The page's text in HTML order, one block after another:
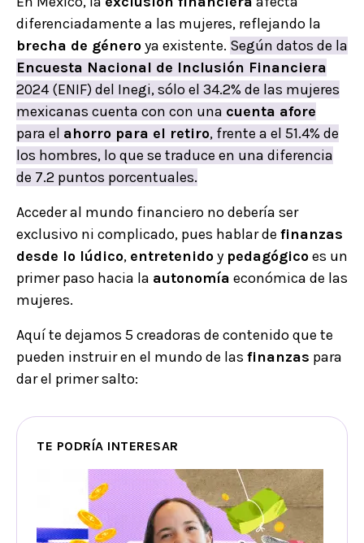
diferenciadamente a las mujeres, reflejando la
brecha de géneroya existente. Según datos de la
Encuesta Nacional de Inclusión Financiera
2024 (ENIF) del Inegi, sólo el 34.2% de las mujeres
mexicanas cuenta con con una cuenta afore
para el ahorro para el retiro, frente a el 51.4% de
los hombres, lo que se traduce en una diferencia
de 7.2 puntos porcentuales.
Acceder al mundo financiero no debería ser
exclusivo ni complicado, pues hablar de finanzas
desde lo lúdico, entretenidoy pedagógicoes un
primer paso hacia la autonomía económica de las
mujeres.
Aquí te dejamos 5 creadoras de contenido que te
pueden instruir en el mundo de las finanzas para
dar el primer salto:
TE PODRÍA INTERESAR